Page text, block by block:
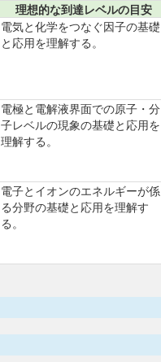
理想的な到達レベルの目安
電気と化学をつなぐ因子の基礎
と応用を理解する。
電極と電解液界面での原子・分
子レベルの現象の基礎と応用を
理解する。
電子とイオンのエネルギーが係
る分野の基礎と応用を理解す
る。